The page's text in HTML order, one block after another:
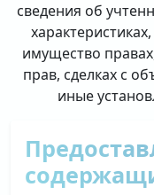
сведения об
имущество
прав, сделках с
иные